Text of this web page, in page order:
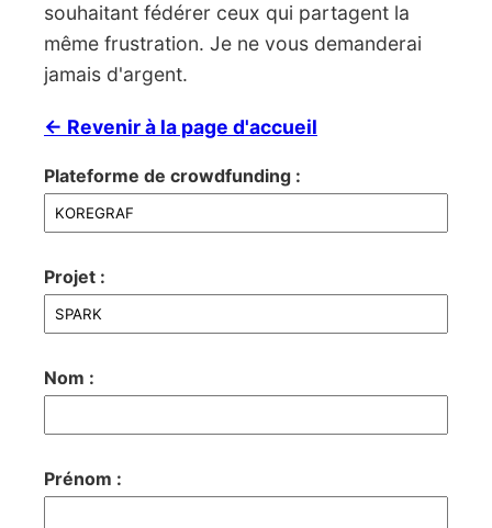
souhaitant fédérer ceux qui partagent la
même frustration. Je ne vous demanderai
jamais d'argent.
← Revenir à la page d'accueil
Plateforme de crowdfunding :
Projet :
Nom :
Prénom :